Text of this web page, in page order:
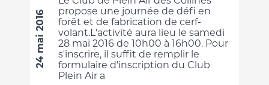
propose une journée de défi en
forêt et de fabrication de cerf-
volant.L'activité aura lieu le samedi
28 mai 2016 de 10h00 à 16h00. Pour
s'inscrire, il suffit de remplir le
formulaire d'inscription du Club
Plein Air a
24 mai 2016